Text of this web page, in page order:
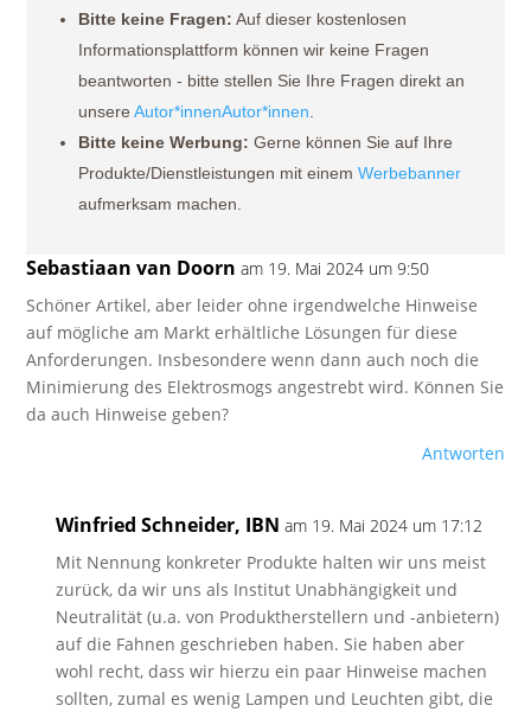
Bitte keine Fragen: Auf dieser kostenlosen
Informationsplattform können wir keine Fragen
beantworten - bitte stellen Sie Ihre Fragen direkt an
unsereAutor*innenAutor*innen
Bitte keine Werbung: Gerne können Sie auf Ihre
Produkte/Dienstleistungen mit einemWerbebanner
aufmerksam machen.
Sebastiaan van Doorn am 19. Mai 2024 um 9:50
Schöner Artikel, aber leider ohne irgendwelche Hinweise
auf mögliche am Markt erhältliche Lösungen für diese
Anforderungen. Insbesondere wenn dann auch noch die
Minimierung des Elektrosmogs angestrebt wird. Können Sie
da auch Hinweise geben?
Antworten
Winfried Schneider, IBN am 19. Mai 2024 um 17:12
Mit Nennung konkreter Produkte halten wir uns meist
zurück, da wir uns als Institut Unabhängigkeit und
Neutralität (u.a. von Produktherstellern und -anbietern)
auf die Fahnen geschrieben haben. Sie haben aber
wohl recht, dass wir hierzu ein paar Hinweise machen
sollten, zumal es wenig Lampen und Leuchten gibt, die